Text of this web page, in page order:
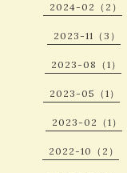
2024-02（2）
2023-11（3）
2023-08（1）
2023-05（1）
2023-02（1）
2022-10（2）